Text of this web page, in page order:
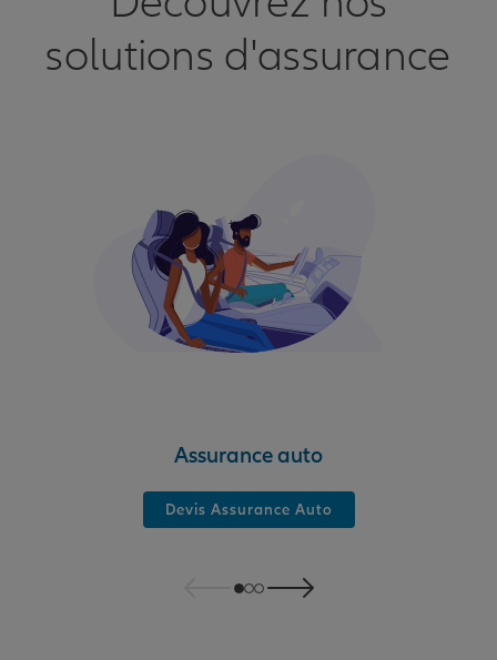
solutions d'assurance
Assurance auto
Devis Assurance Auto